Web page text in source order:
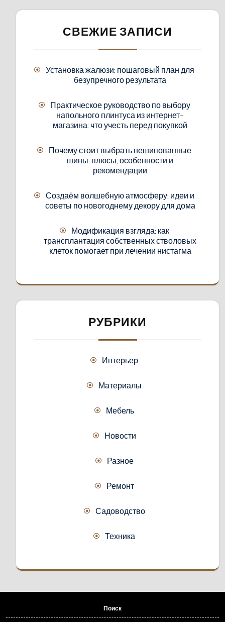
СВЕЖИЕ ЗАПИСИ
Установка жалюзи: пошаговый план для
безупречного результата
Практическое руководство по выбору
напольного плинтуса из интернет-
магазина: что учесть перед покупкой
Почему стоит выбрать нешипованные
шины: плюсы, особенности и
рекомендации
Создаём волшебную атмосферу: идеи и
советы по новогоднему декору для дома
Модификация взгляда: как
трансплантация собственных стволовых
клеток помогает при лечении нистагма
РУБРИКИ
Интерьер
Материалы
Мебель
Новости
Разное
Ремонт
Садоводство
Техника
Поиск